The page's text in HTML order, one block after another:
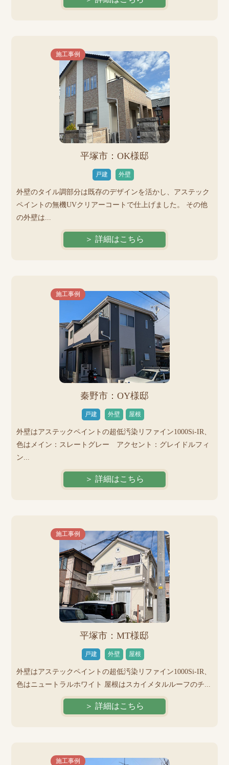
施工事例
平塚市：OK様邸
戸建 外壁
外壁のタイル調部分は既存のデザインを活かし、アステック
ペイントの無機UVクリアーコートで仕上げました。 その他
の外壁は...
＞ 詳細はこちら
施工事例
秦野市：OY様邸
戸建 外壁 屋根
外壁はアステックペイントの超低汚染リファイン1000Si-IR、
色はメイン：スレートグレー アクセント：グレイドルフィ
ン...
＞ 詳細はこちら
施工事例
平塚市：MT様邸
戸建 外壁 屋根
外壁はアステックペイントの超低汚染リファイン1000Si-IR、
色はニュートラルホワイト 屋根はスカイメタルルーフのチ...
＞ 詳細はこちら
施工事例